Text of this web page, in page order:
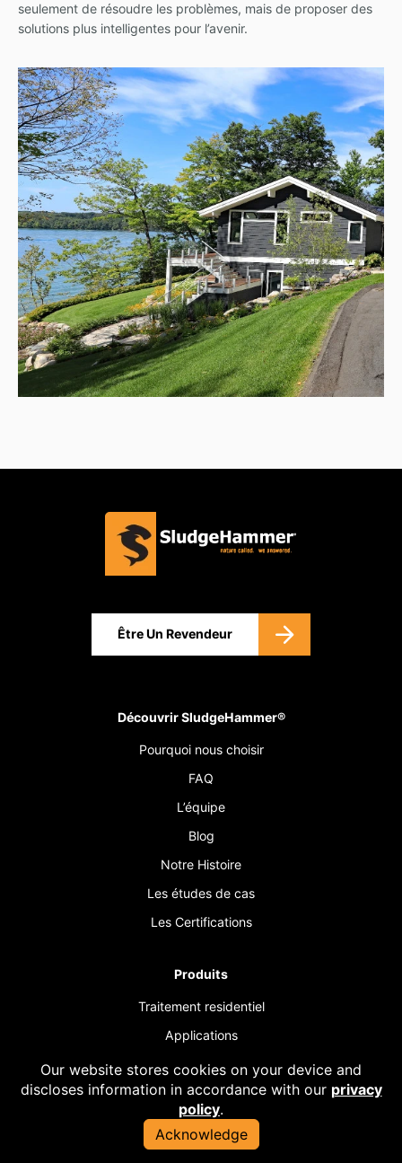
seulement de résoudre les problèmes, mais de proposer des
solutions plus intelligentes pour l’avenir.
Être Un Revendeur
Découvrir SludgeHammer®
Pourquoi nous choisir
FAQ
L’équipe
Blog
Notre Histoire
Les études de cas
Les Certifications
Produits
Traitement residentiel
Applications
Pompes a geyser
Diffuseurs de fosses
septiques
Our website stores cookies on your device and
discloses information in accordance with our privacy
policy.
Acknowledge